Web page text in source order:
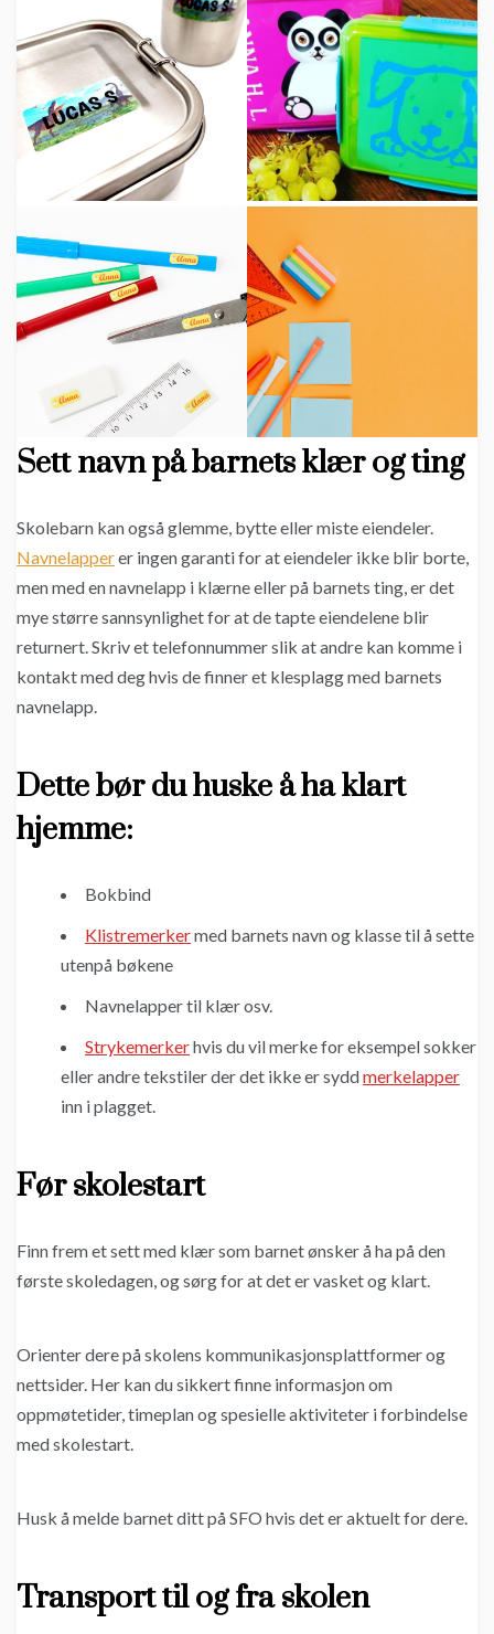
Sett navn på barnets klær og ting
Skolebarn kan også glemme, bytte eller miste eiendeler.
Navnelapperer ingen garanti for at eiendeler ikke blir borte,
men med en navnelapp i klærne eller på barnets ting, er det
mye større sannsynlighet for at de tapte eiendelene blir
returnert. Skriv et telefonnummer slik at andre kan komme i
kontakt med deg hvis de finner et klesplagg med barnets
navnelapp.
Dette bør du huske å ha klart
hjemme:
Bokbind
Klistremerkermed barnets navn og klasse til å sette
utenpå bøkene
Navnelapper til klær osv.
Strykemerkerhvis du vil merke for eksempel sokker
eller andre tekstiler der det ikke er syddmerkelapper
inn i plagget.
Før skolestart
Finn frem et sett med klær som barnet ønsker å ha på den
første skoledagen, og sørg for at det er vasket og klart.
Orienter dere på skolens kommunikasjonsplattformer og
nettsider. Her kan du sikkert finne informasjon om
oppmøtetider, timeplan og spesielle aktiviteter i forbindelse
med skolestart.
Husk å melde barnet ditt på SFO hvis det er aktuelt for dere.
Transport til og fra skolen